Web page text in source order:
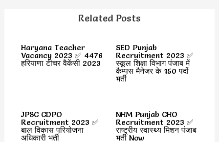
Related Posts
Haryana Teacher
Vacancy 2023 ✅ 4476
हरियाणा टीचर वैकेंसी 2023
SED Punjab
Recruitment 2023 ✅
स्कूल शिक्षा विभाग पंजाब में
कैम्पस मैनेजर के 150 पदों
भर्ती
JPSC CDPO
Recruitment 2023 ✅
बाल विकास परियोजना
अधिकारी भर्ती
NHM Punjab CHO
Recruitment 2023 ✅
राष्ट्रीय स्वास्थ्य मिशन पंजाब
भर्ती Now